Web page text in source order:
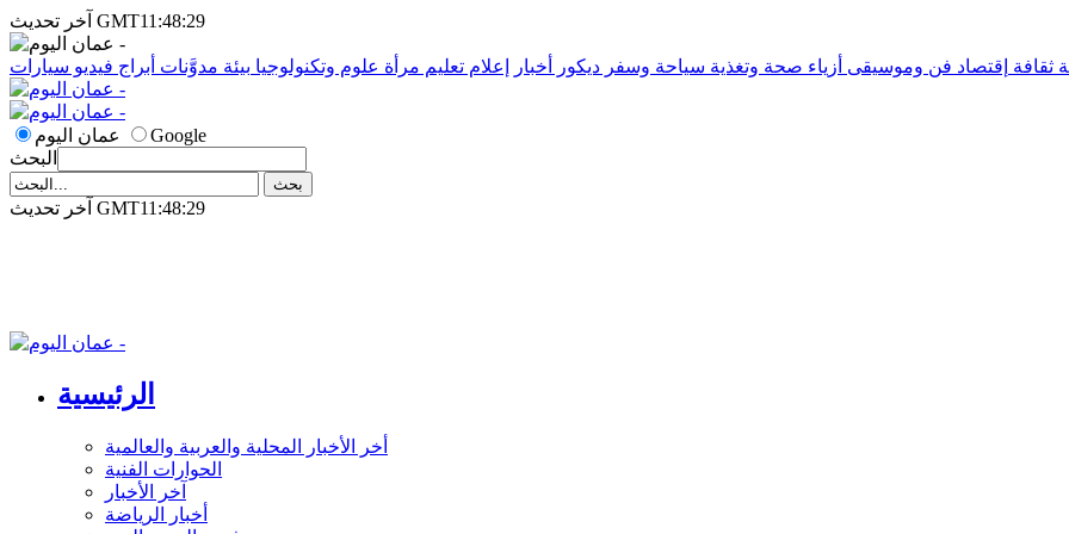
آخر تحديث GMT11:48:29
ثقافة إقتصاد فن وموسيقى أزياء صحة وتغذية سياحة وسفر ديكور أخبار إعلام تعليم مرأة علوم وتكنولوجيا بيئة مدوَّنات أبراج فيديو سيارات
عمان اليوم
Google
البحث
آخر تحديث GMT11:48:29
الرئيسية
أخر الأخبار المحلية والعربية والعالمية
الحوارات الفنية
آخر الأخبار
أخبار الرياضة